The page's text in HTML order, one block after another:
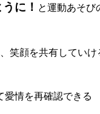
に！ と運動あそび
笑顔を共有していけ
愛情を再確認できる